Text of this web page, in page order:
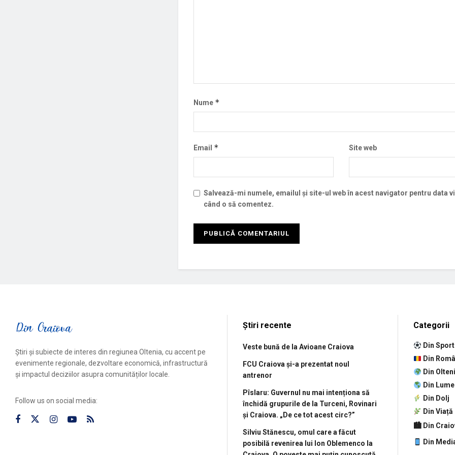
Nume *
Email * Site web
Salvează-mi numele, emailul și site-ul web în acest navigator pentru data
când o să comentez.
Știri și subiecte de interes din regiunea Oltenia, cu accent pe
evenimente regionale, dezvoltare economică, infrastructură
și impactul deciziilor asupra comunităților locale.
Follow us on social media:
Știri recente
Veste bună de la Avioane Craiova
FCU Craiova și-a prezentat noul
antrenor
Pîslaru: Guvernul nu mai intenționa să
închidă grupurile de la Turceni, Rovinari
și Craiova. „De ce tot acest circ?”
Silviu Stănescu, omul care a făcut
posibilă revenirea lui Ion Oblemenco la
Categorii
Din Sport
Din
Din
Din Lume
Din Dolj
Din Viață
🏙 Din
Din